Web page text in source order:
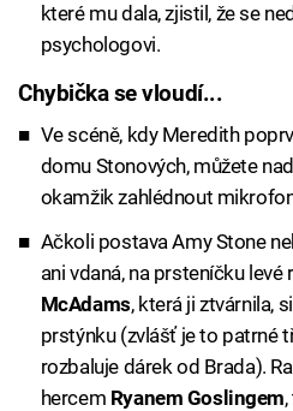
které mu dala, zjistil, že se
psychologovi.
Chybička se vloudí...
Ve scéně, kdy Meredith
domu Stonových, můžete
okamžik zahlédnout
Ačkoli postava Amy Stone
ani vdaná, na prsteníčku levé
McAdams, která ji ztvárnila,
prstýnku (zvlášť je to patrné
rozbaluje dárek od Brada).
hercem Ryanem Goslingem